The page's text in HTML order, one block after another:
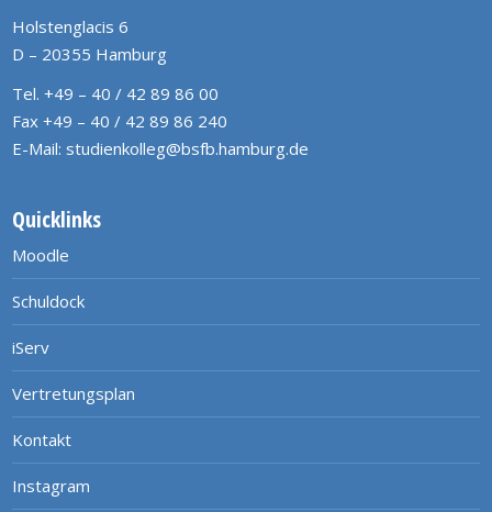
Holstenglacis 6
D – 20355 Hamburg
Tel. +49 – 40 / 42 89 86 00
Fax +49 – 40 / 42 89 86 240
E-Mail: studienkolleg@bsfb.hamburg.de
Quicklinks
Moodle
Schuldock
iServ
Vertretungsplan
Kontakt
Instagram